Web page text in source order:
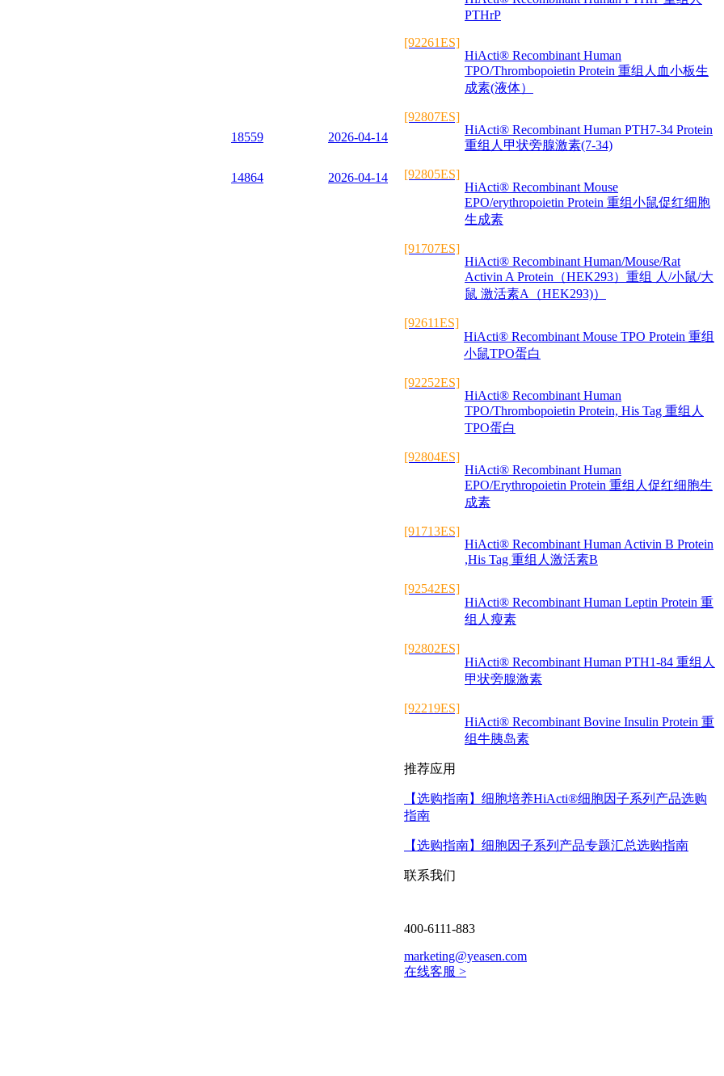
18559 2026-04-14
14864 2026-04-14
PTHrP
[92261ES]
HiActi® Recombinant Human
TPO/Thrombopoietin Protein 重组人血小板生
成素(液体）
[92807ES]
HiActi® Recombinant Human PTH7-34 Protein
重组人甲状旁腺激素(7-34)
[92805ES]
HiActi® Recombinant Mouse
EPO/erythropoietin Protein 重组小鼠促红细胞
生成素
[91707ES]
HiActi® Recombinant Human/Mouse/Rat
Activin A Protein（HEK293）重组 人/小鼠/大
鼠 激活素A（HEK293)）
[92611ES]
HiActi® Recombinant Mouse TPO Protein 重组
小鼠TPO蛋白
[92252ES]
HiActi® Recombinant Human
TPO/Thrombopoietin Protein, His Tag 重组人
TPO蛋白
[92804ES]
HiActi® Recombinant Human
EPO/Erythropoietin Protein 重组人促红细胞生
成素
[91713ES]
HiActi® Recombinant Human Activin B Protein
,His Tag 重组人激活素B
[92542ES]
HiActi® Recombinant Human Leptin Protein 重
组人瘦素
[92802ES]
HiActi® Recombinant Human PTH1-84 重组人
甲状旁腺激素
[92219ES]
HiActi® Recombinant Bovine Insulin Protein 重
组牛胰岛素
推荐应用
【选购指南】 细胞培养HiActi®细胞因子系列产品选购
指南
【选购指南】 细胞因子系列产品专题汇总选购指南
联系我们
400-6111-883
marketing@yeasen.com
在线客服 >